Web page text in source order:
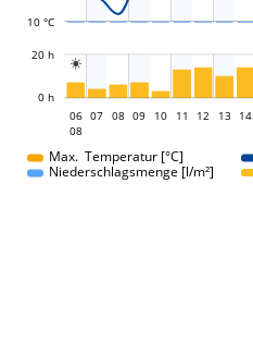
10 °C

0 h
20 h
06
06
08
07 08 09 10 11 12 13 14
Max. Temperatur [°C]
Niederschlagsmenge [l/m²]